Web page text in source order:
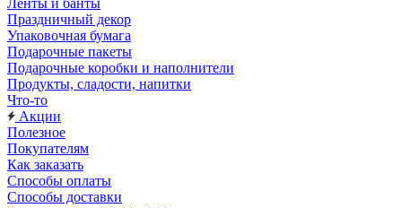
Ленты и банты
Праздничный декор
Упаковочная бумага
Подарочные пакеты
Подарочные коробки и наполнители
Продукты, сладости, напитки
Что-то
Акции
Полезное
Покупателям
Как заказать
Способы оплаты
Способы доставки